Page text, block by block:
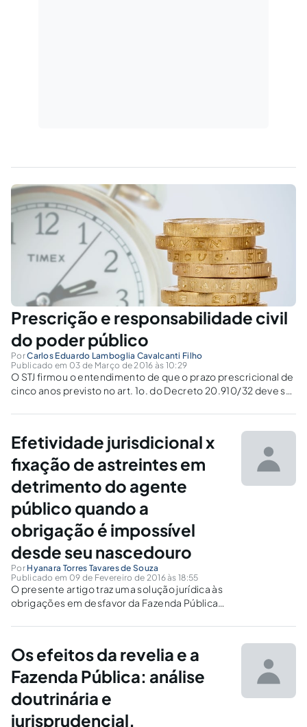
Prescrição e responsabilidade civil
do poder público
PorCarlos Eduardo Lamboglia Cavalcanti Filho
Publicado em 03 de Março de 2016 às 10:29
O STJ firmou o entendimento de que o prazo prescricional de
cinco anos previsto no art. 1o. do Decreto 20.910/32 deve ser
Pública, em razão do princípio da especialidade.
Efetividade jurisdicional x
fixação de astreintes em
detrimento do agente
público quando a
obrigação é impossível
desde seu nascedouro
Por Hyanara Torres Tavares de Souza
Publicado em 09 de Fevereiro de 2016 às 18:55
O presente artigo traz uma solução jurídica às
obrigações em desfavor da Fazenda Pública
sua origem.
Os efeitos da revelia e a
Fazenda Pública: análise
doutrinária e
jurisprudencial.